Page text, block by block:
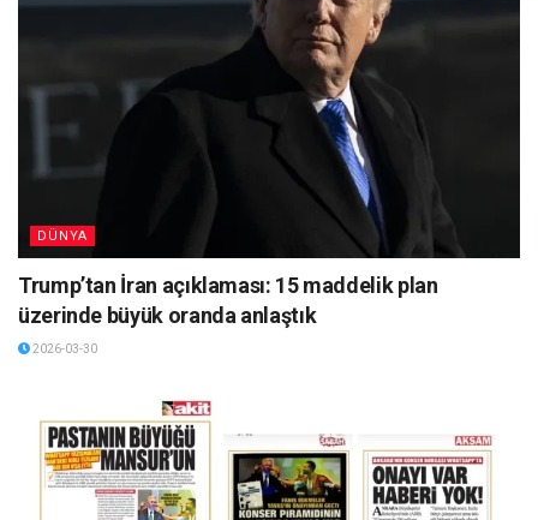
DÜNYA
Trump’tan İran açıklaması: 15 maddelik plan
üzerinde büyük oranda anlaştık
2026-03-30